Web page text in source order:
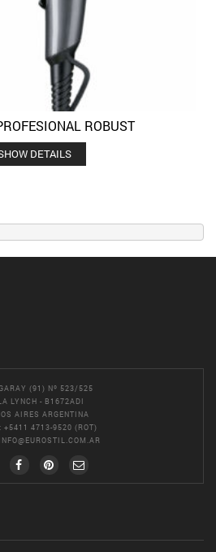
ROBUST
DETAILS
(91) Nº 523/525
LYNCH - B1672ADI
AIRES ARGENTINA
: +5411 4713-9520 (ROT)
INFO@EUROSTIL.COM.AR